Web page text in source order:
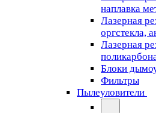
наплавка
Лазерная
оргстекла,
Лазерная
Блоки
Фильтры
Пылеуловители